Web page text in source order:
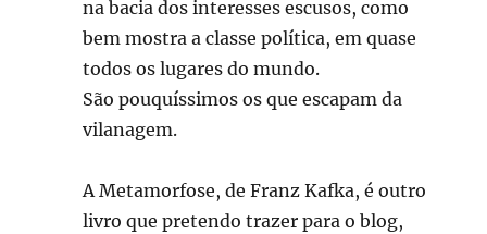
na bacia dos interesses escusos, como
bem mostra a classe política, em quase
todos os lugares do mundo.
São pouquíssimos os que escapam da
vilanagem.
A Metamorfose, de Franz Kafka, é outro
livro que pretendo trazer para o blog,